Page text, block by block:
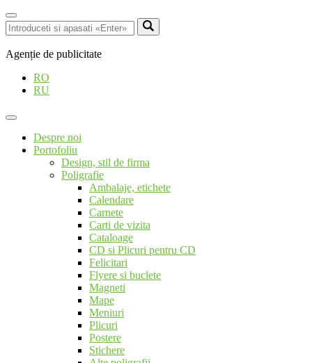
Agenție de publicitate
RO
RU
Despre noi
Portofoliu
Design, stil de firma
Poligrafie
Ambalaje, etichete
Calendare
Carnete
Carti de vizita
Cataloage
CD si Plicuri pentru CD
Felicitari
Flyere si buclete
Magneti
Mape
Meniuri
Plicuri
Postere
Stichere